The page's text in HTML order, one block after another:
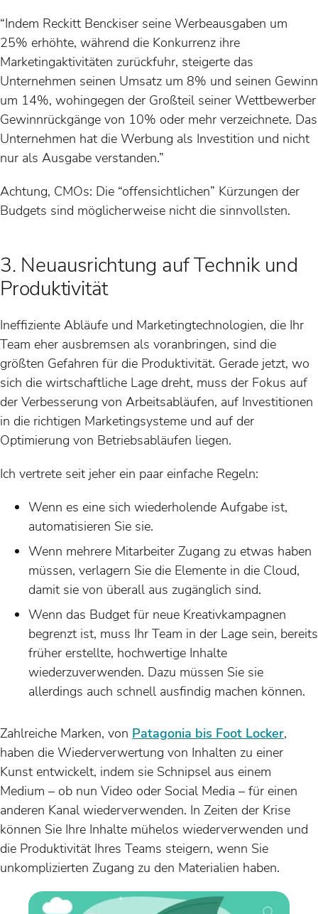
“Indem Reckitt Benckiser seine Werbeausgaben um
25% erhöhte, während die Konkurrenz ihre
Marketingaktivitäten zurückfuhr, steigerte das
Unternehmen seinen Umsatz um 8% und seinen Gewinn
um 14%, wohingegen der Großteil seiner Wettbewerber
Gewinnrückgänge von 10% oder mehr verzeichnete. Das
Unternehmen hat die Werbung als Investition und nicht
nur als Ausgabe verstanden.”
Achtung, CMOs: Die “offensichtlichen” Kürzungen der
Budgets sind möglicherweise nicht die sinnvollsten.
3. Neuausrichtung auf Technik und
Produktivität
Ineffiziente Abläufe und Marketingtechnologien, die Ihr
Team eher ausbremsen als voranbringen, sind die
größten Gefahren für die Produktivität. Gerade jetzt, wo
sich die wirtschaftliche Lage dreht, muss der Fokus auf
der Verbesserung von Arbeitsabläufen, auf Investitionen
in die richtigen Marketingsysteme und auf der
Optimierung von Betriebsabläufen liegen.
Ich vertrete seit jeher ein paar einfache Regeln:
Wenn es eine sich wiederholende Aufgabe ist,
automatisieren Sie sie.
Wenn mehrere Mitarbeiter Zugang zu etwas haben
müssen, verlagern Sie die Elemente in die Cloud,
damit sie von überall aus zugänglich sind.
Wenn das Budget für neue Kreativkampagnen
begrenzt ist, muss Ihr Team in der Lage sein, bereits
früher erstellte, hochwertige Inhalte
wiederzuverwenden. Dazu müssen Sie sie
allerdings auch schnell ausfindig machen können.
Zahlreiche Marken, von Patagonia bis Foot Locker,
haben die Wiederverwertung von Inhalten zu einer
Kunst entwickelt, indem sie Schnipsel aus einem
Medium – ob nun Video oder Social Media – für einen
anderen Kanal wiederverwenden. In Zeiten der Krise
können Sie Ihre Inhalte mühelos wiederverwenden und
die Produktivität Ihres Teams steigern, wenn Sie
unkomplizierten Zugang zu den Materialien haben.